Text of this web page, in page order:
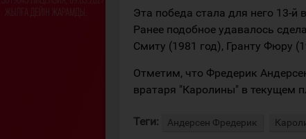
Эта победа стала для него 13-
Ранее подобное удавалось
Смиту (1981 год), Гранту Фюру
Отметим, что Фредерик
вратаря "Каролины" в текущем
Теги: Андерсен Фредерик